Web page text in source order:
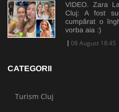
VIDEO. Zara
Cluj: A fost
cumpărat o
vorba aia :)
08 August 18:45
CATEGORII
Turism Cluj